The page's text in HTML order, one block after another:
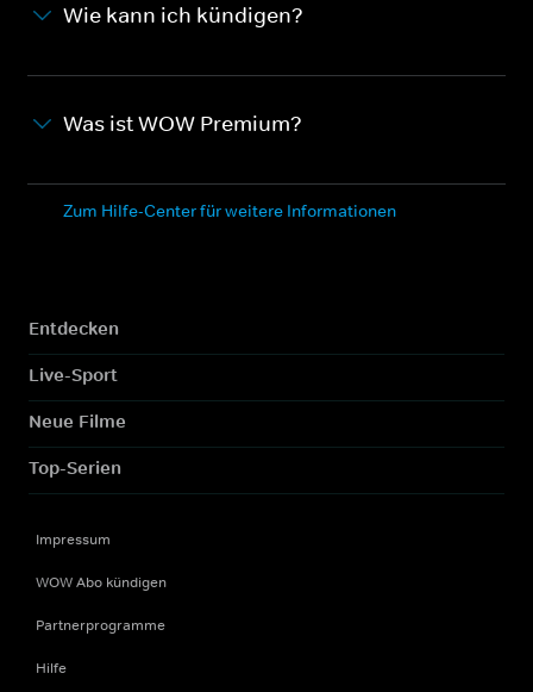
Wie kann ich kündigen?
Was ist WOW Premium?
Zum Hilfe-Center für weitere Informationen
Entdecken
Live-Sport
Neue Filme
Top-Serien
Impressum
WOW Abo kündigen
Partnerprogramme
Hilfe